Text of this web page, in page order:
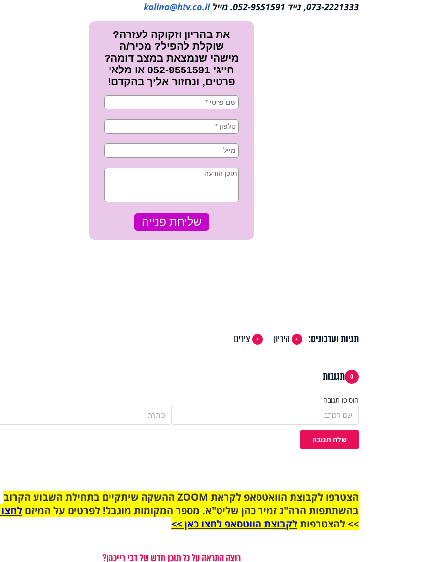
073-2221333, נייד 052-9551591. מייל
kalina@htv.co.il
תגיות ועדכונים: היריון צירים
0 תגובות
הוסיפו תגובה
שלח תגובה
הצטרפו לקבוצת הוואטסאפ לקראת ZOOM ההשקה שיתקיים בתחילת השבוע הקרוב
בהשתתפות הרה"ג זמיר כהן שליט"א. מספר המקומות מוגבל! לפרטים על המיזם
>> להצטרפותלקבוצת הווטסאפ לחצו כאן >>
רוצה התראה על כל תוכן חדש של דבי רייכמן?